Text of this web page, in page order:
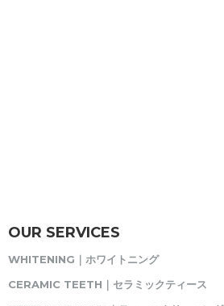
OUR SERVICES
WHITENING｜ホワイトニング
CERAMIC TEETH｜セラミックティース